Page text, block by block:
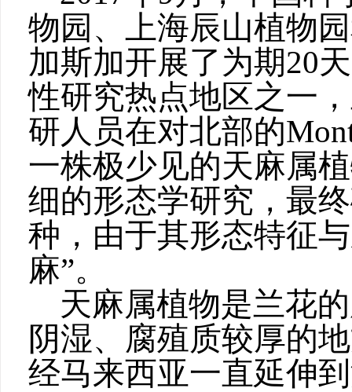
物园、上海辰山植物
加斯加开展了为期20
性研究热点地区之一
研人员在对北部的
一株极少见的天麻属
细的形态学研究，最
种，由于其形态特征
麻”。
天麻属植物是兰花
阴湿、腐殖质较厚的
经马来西亚一直延伸